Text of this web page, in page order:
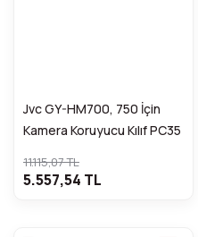
Jvc GY-HM700, 750 İçin
Kamera Koruyucu Kılıf PC35
11.115,07 TL
5.557,54 TL